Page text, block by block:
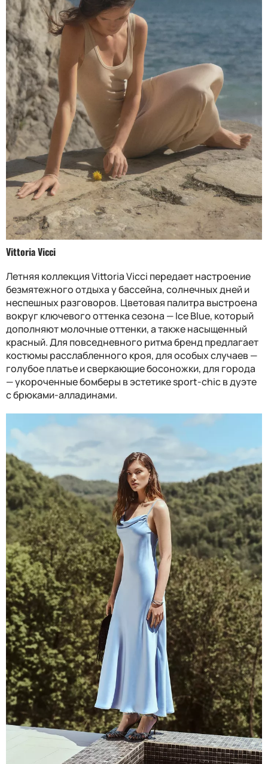
Vittoria Vicci
Летняя коллекция Vittoria Vicci передает настроение
безмятежного отдыха у бассейна, солнечных дней и
неспешных разговоров. Цветовая палитра выстроена
вокруг ключевого оттенка сезона — Ice Blue, который
дополняют молочные оттенки, а также насыщенный
красный. Для повседневного ритма бренд предлагает
костюмы расслабленного кроя, для особых случаев —
голубое платье и сверкающие босоножки, для города
— укороченные бомберы в эстетике sport-chic в дуэте
с брюками-алладинами.